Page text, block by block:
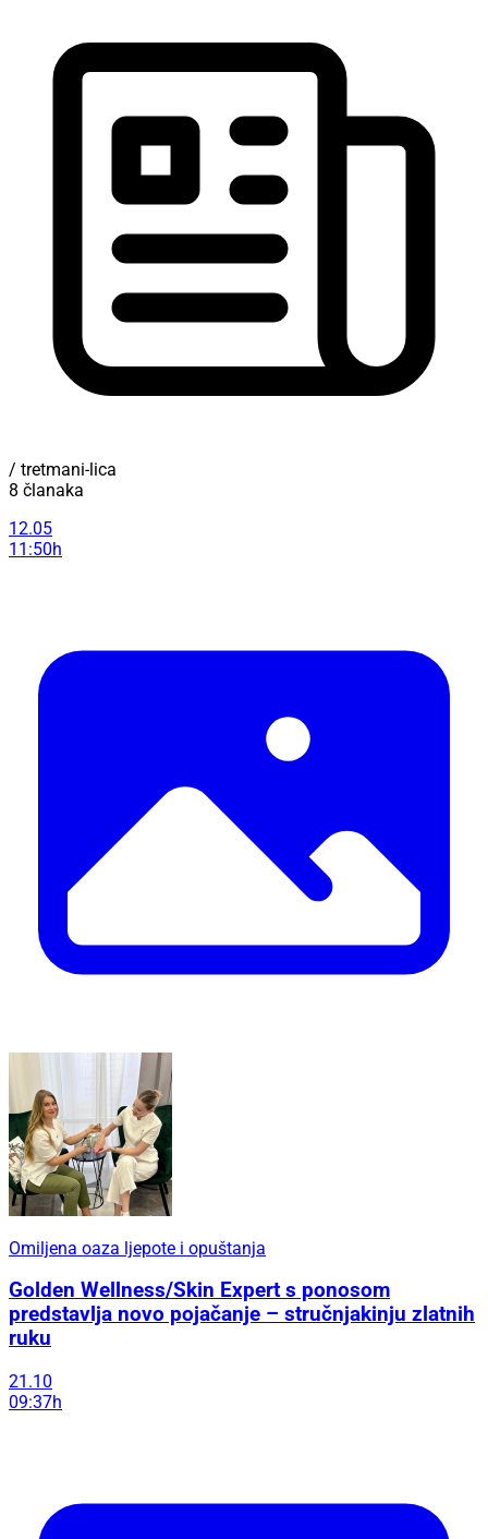
/ tretmani-lica
8 članaka
12.05
11:50h
Omiljena oaza ljepote i opuštanja
Golden Wellness/Skin Expert s ponosom
predstavlja novo pojačanje – stručnjakinju zlatnih
ruku
21.10
09:37h